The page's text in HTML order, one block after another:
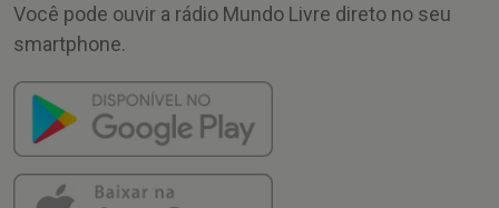
Você pode ouvir a rádio Mundo Livre direto no seu
smartphone.